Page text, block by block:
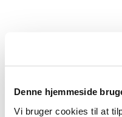
Denne hjemmeside
Vi bruger cookies til at